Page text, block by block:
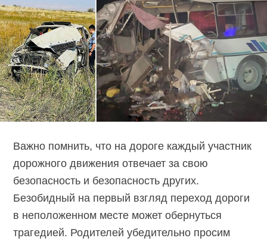
Важно помнить, что на дороге каждый участник
дорожного движения отвечает за свою
безопасность и безопасность других.
Безобидный на первый взгляд переход дороги
в неположенном месте может обернуться
трагедией. Родителей убедительно просим